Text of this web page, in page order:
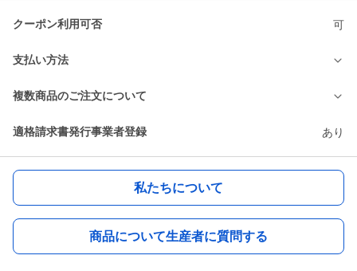
クーポン利用可否 可
支払い方法
複数商品のご注文について
適格請求書発行事業者登録 あり
私たちについて
商品について生産者に質問する